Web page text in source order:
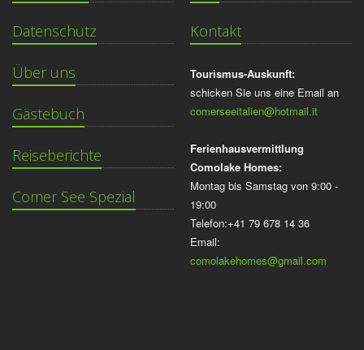
Datenschutz
Über uns
Gästebuch
Reiseberichte
Comer See Spezial
Kontakt
Tourismus-Auskunft:
schicken Sie uns eine Email an
comerseeitalien@hotmail.it
Ferienhausvermittlung
Comolake Homes:
Montag bis Samstag von 9:00 -
19:00
Telefon:+41 79 678 14 36
Email:
comolakehomes@gmail.com